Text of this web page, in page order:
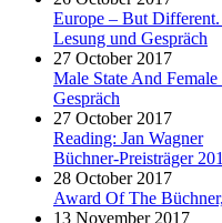
Europe – But
Lesung und Gespräch
27 October 2017
Male State And
Gespräch
27 October 2017
Reading: Jan Wagner
Büchner-Preisträger
28 October 2017
Award Of The
13 November 2017